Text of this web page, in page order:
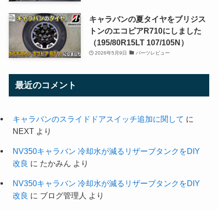
キャラバンの夏タイヤをブリジス
トンのエコピアR710にしました
（195/80R15LT 107/105N）
2026年5月9日 パーツレビュー
最近のコメント
キャラバンのスライドドアスイッチ追加に関して に
NEXTより
NV350キャラバン 冷却水が減るリザーブタンクをDIY
改良 に たかみん より
NV350キャラバン 冷却水が減るリザーブタンクをDIY
改良 に ブログ管理人 より